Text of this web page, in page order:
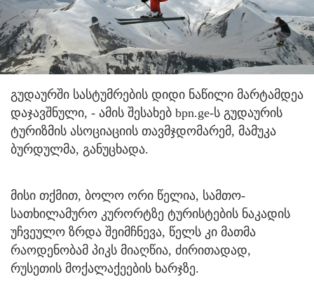
გუდაურში სასტუმრების დიდი ნაწილი მარტამდეა
დაჯავშნული, - ამის შესახებ bpn.ge-ს გუდაურის
ტურიზმის ასოციაციის თავმჯდომარემ, მამუკა
ბურდულმა, განუცხადა.
მისი თქმით, ბოლო ორი წელია, სამთო-
სათხილამურო კურორტზე ტურისტების ნაკადის
უჩვეულო ზრდა შეიმჩნევა, წელს კი მათმა
რაოდენობამ პიკს მიაღწია, ძირითადად,
რუსეთის მოქალაქეების ხარჯზე.